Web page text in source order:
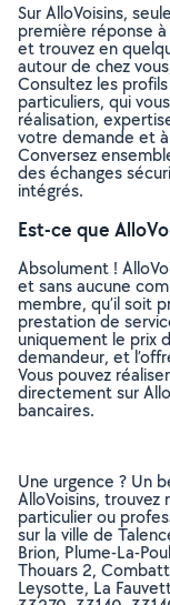
Sur AlloVoisins,
première réponse
et trouvez en
autour de chez
Consultez les
particuliers, qui
réalisation,
votre demande et
Conversez
des échanges
intégrés.
Est-ce que
Absolument !
et sans aucune
membre, qu’il soit
prestation de
uniquement le prix
demandeur, et
Vous pouvez
directement sur
bancaires.
Une urgence ? Un
AlloVoisins,
particulier ou
sur la ville de
Brion, Plume-La-
Thouars 2,
Leysotte, La